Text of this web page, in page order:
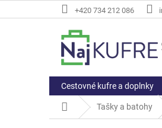
na
+420 734 212 086
Cestovné kufre a doplnky
DomovTašky a batohy